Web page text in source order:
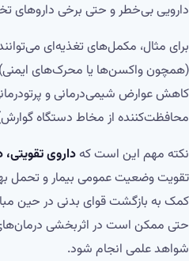
دارویی بی‌خطر و حتی برخی
برای مثال، مکمل‌های تغذیه‌ای
(همچون واکسن‌ها یا محرک‌های ایمنی)
کاهش عوارض شیمی‌درمانی و
محافظت‌کننده از مخاط دستگاه
نکته مهم این است کهداروی
تقویت وضعیت عمومی بیمار و تحمل
کمک به بازگشت قوای بدنی در حین
حتی ممکن است در اثربخشی درمان‌های
شواهد علمی انجام شود.